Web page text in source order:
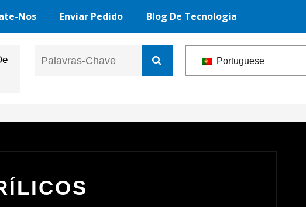
Nos Enviar Pedido Blog De Tecnologia
Portuguese